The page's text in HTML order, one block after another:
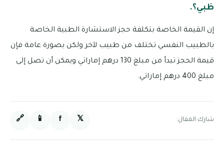
ظبي؟.
إن القيمة الخاصة بتكلفة حجز الاستشارة الطبية الخاصة
بالطبيب النفسي تختلف من طبيب لآخر ولكن بصورة عامة فإن
قيمة الحجز تبدأ من مبلغ 130 درهم إماراتي ويمكن أن تصل إلى
مبلغ 400 درهم إماراتي.
شارك المقال: 𝕏
f
📱
🔗